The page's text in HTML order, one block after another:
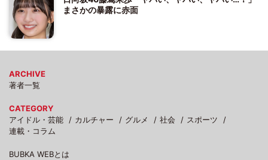
まさかの暴露に赤面
ARCHIVE
著者一覧
CATEGORY
アイドル・芸能
カルチャー グルメ 社会
スポーツ
連載・コラム
BUBKA WEBとは